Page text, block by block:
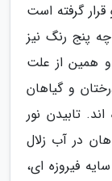
گرفته است
پنج رنگ نیز
همین از علت
و گیاهان
تابیدن نور
در آب زلال
فیروزه ای،